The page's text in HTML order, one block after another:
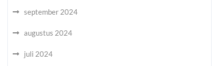
september 2024
augustus 2024
juli 2024